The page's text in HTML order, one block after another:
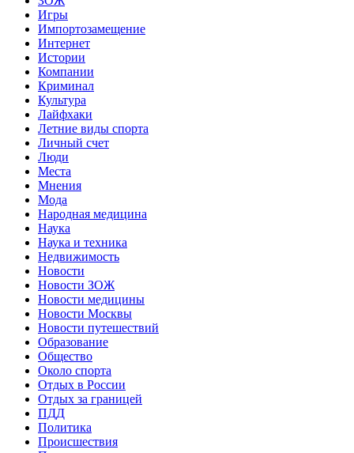
Игры
Импортозамещение
Интернет
Истории
Компании
Криминал
Культура
Лайфхаки
Летние виды спорта
Личный счет
Люди
Места
Мнения
Мода
Народная медицина
Наука
Наука и техника
Недвижимость
Новости
Новости ЗОЖ
Новости медицины
Новости Москвы
Новости путешествий
Образование
Общество
Около спорта
Отдых в России
Отдых за границей
ПДД
Политика
Происшествия